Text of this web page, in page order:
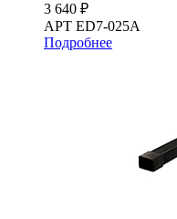
3 640 ₽
АРТ ED7-025A
Подробнее